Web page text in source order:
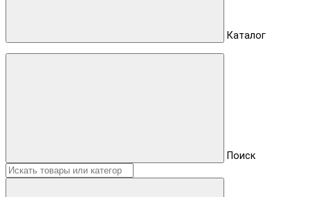
Каталог
Поиск